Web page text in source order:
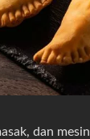
dan mesin